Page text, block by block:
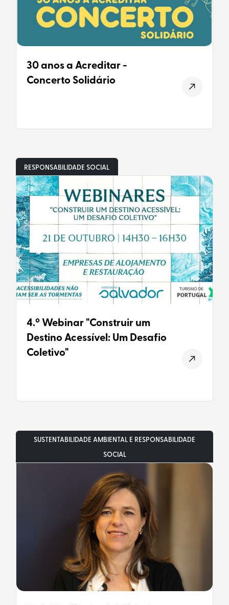
30 anos a Acreditar -
Concerto Solidário
RESPONSABILIDADE SOCIAL
4.º Webinar "Construir um
Destino Acessível: Um Desafio
Coletivo"
SUSTENTABILIDADE AMBIENTAL E RESPONSABILIDADE
SOCIAL